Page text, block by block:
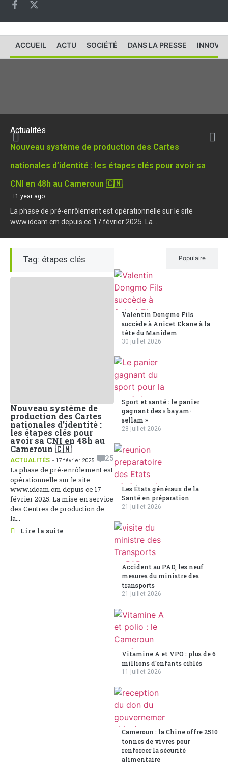
ACCUEIL ACTU SOCIÉTÉ DANS LA PRESSE
Actualités
Nouveau système de production des Cartes
nationales d’identité : les étapes clés pour avoir sa
CNI en 48h au Cameroun 🇨🇲
1 year ago
La phase de pré-enrôlement est opérationnelle sur le site
www.idcam.cm depuis ce 17 février 2025. La...
Tag: étapes clés
Nouveau système de
production des Cartes
nationales d’identité :
les étapes clés pour
avoir sa CNI en 48h au
Cameroun 🇨🇲
ACTUALITÉS - 17 février 2025
25
La phase de pré-enrôlement est
opérationnelle sur le site
www.idcam.cm depuis ce 17
février 2025. La mise en service
des Centres de production de
la...
Lire la suite
Populaire
Valentin Dongmo Fils
succède à Anicet Ekane à la
tête du Manidem
30 juillet 2026
Sport et santé : le panier
gagnant des « bayam-
sellam »
28 juillet 2026
Les États généraux de la
Santé en préparation
21 juillet 2026
Accident au PAD, les neuf
mesures du ministre des
transports
21 juillet 2026
Vitamine A et VPO : plus de 6
millions d'enfants ciblés
11 juillet 2026
Cameroun : la Chine offre 2510
tonnes de vivres pour
renforcer la sécurité
alimentaire